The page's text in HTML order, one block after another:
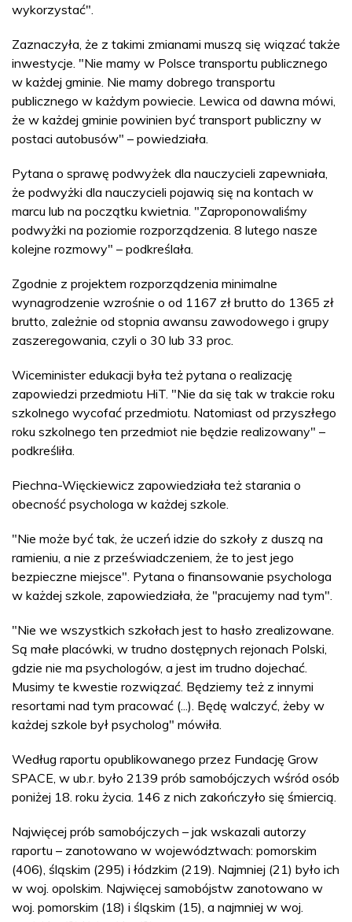
wykorzystać".
Zaznaczyła, że z takimi zmianami muszą się wiązać także
inwestycje. "Nie mamy w Polsce transportu publicznego
w każdej gminie. Nie mamy dobrego transportu
publicznego w każdym powiecie. Lewica od dawna mówi,
że w każdej gminie powinien być transport publiczny w
postaci autobusów" – powiedziała.
Pytana o sprawę podwyżek dla nauczycieli zapewniała,
że podwyżki dla nauczycieli pojawią się na kontach w
marcu lub na początku kwietnia. "Zaproponowaliśmy
podwyżki na poziomie rozporządzenia. 8 lutego nasze
kolejne rozmowy" – podkreślała.
Zgodnie z projektem rozporządzenia minimalne
wynagrodzenie wzrośnie o od 1167 zł brutto do 1365 zł
brutto, zależnie od stopnia awansu zawodowego i grupy
zaszeregowania, czyli o 30 lub 33 proc.
Wiceminister edukacji była też pytana o realizację
zapowiedzi przedmiotu HiT. "Nie da się tak w trakcie roku
szkolnego wycofać przedmiotu. Natomiast od przyszłego
roku szkolnego ten przedmiot nie będzie realizowany" –
podkreśliła.
Piechna-Więckiewicz zapowiedziała też starania o
obecność psychologa w każdej szkole.
"Nie może być tak, że uczeń idzie do szkoły z duszą na
ramieniu, a nie z przeświadczeniem, że to jest jego
bezpieczne miejsce". Pytana o finansowanie psychologa
w każdej szkole, zapowiedziała, że "pracujemy nad tym".
"Nie we wszystkich szkołach jest to hasło zrealizowane.
Są małe placówki, w trudno dostępnych rejonach Polski,
gdzie nie ma psychologów, a jest im trudno dojechać.
Musimy te kwestie rozwiązać. Będziemy też z innymi
resortami nad tym pracować (...). Będę walczyć, żeby w
każdej szkole był psycholog" mówiła.
Według raportu opublikowanego przez Fundację Grow
SPACE, w ub.r. było 2139 prób samobójczych wśród osób
poniżej 18. roku życia. 146 z nich zakończyło się śmiercią.
Najwięcej prób samobójczych – jak wskazali autorzy
raportu – zanotowano w województwach: pomorskim
(406), śląskim (295) i łódzkim (219). Najmniej (21) było ich
w woj. opolskim. Najwięcej samobójstw zanotowano w
woj. pomorskim (18) i śląskim (15), a najmniej w woj.